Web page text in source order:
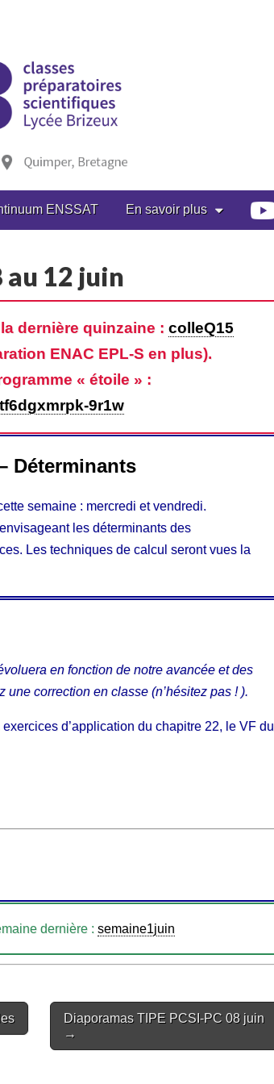
ENSSAT En savoir plus
au 12 juin
dernière quinzaine : colleQ15
ENAC EPL-S en plus).
« étoile » :
9r1w
Déterminants
semaine : mercredi et vendredi.
les déterminants des
Les techniques de calcul seront vues la
en fonction de notre avancée et des
correction en classe (n’hésitez pas ! ).
d’application du chapitre 22, le VF du
dernière : semaine1juin
Diaporamas TIPE PCSI-PC 08 juin
→